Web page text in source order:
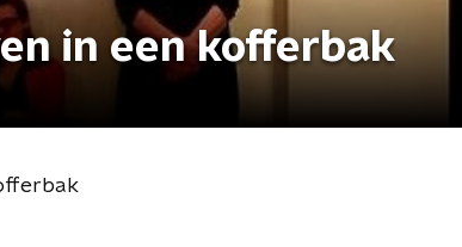
in een kofferbak